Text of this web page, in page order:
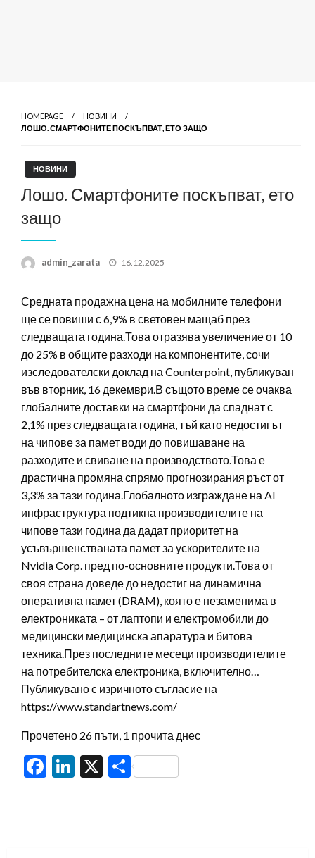
HOMEPAGE
НОВИНИ
ЛОШО. СМАРТФОНИТЕ ПОСКЪПВАТ, ЕТО ЗАЩО
НОВИНИ
Лошо. Смартфоните поскъпват, ето
защо
admin_zarata
Posted
16.12.2025
Средната продажна цена на мобилните телефони
ще се повиши с 6,9% в световен мащаб през
следващата година.Това отразява увеличение от 10
до 25% в общите разходи на компонентите, сочи
изследователски доклад на Counterpoint, публикуван
във вторник, 16 декември.В същото време се очаква
глобалните доставки на смартфони да спаднат с
2,1% през следващата година, тъй като недостигът
на чипове за памет води до повишаване на
разходите и свиване на производството.Това е
драстична промяна спрямо прогнозирания ръст от
3,3% за тази година.Глобалното изграждане на AI
инфраструктура подтикна производителите на
чипове тази година да дадат приоритет на
усъвършенстваната памет за ускорителите на
Nvidia Corp. пред по-основните продукти.Това от
своя страна доведе до недостиг на динамична
оперативна памет (DRAM), която е незаменима в
електрониката – от лаптопи и електромобили до
медицински медицинска апаратура и битова
техника.През последните месеци производителите
на потребителска електроника, включително…
Публикувано с изричното съгласие на
https://www.standartnews.com/
Прочетено 26 пъти, 1 прочита днес
Facebook
LinkedIn
X Share